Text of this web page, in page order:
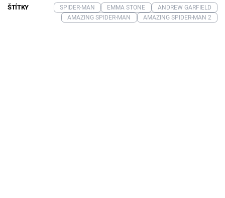
ŠTÍTKY SPIDER-MAN EMMA STONE
ANDREW GARFIELD
AMAZING SPIDER-MAN
AMAZING SPIDER-MAN 2